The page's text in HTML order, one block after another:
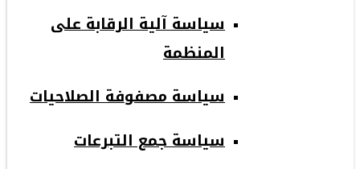
سياسة آلية الرقابة على
المنظمة
سياسة مصفوفة الصلاحيات
سياسة جمع التبرعات